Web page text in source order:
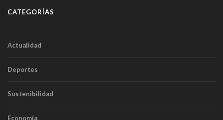
CATEGORÍAS
Actualidad
Deportes
Sostenibilidad
Economía